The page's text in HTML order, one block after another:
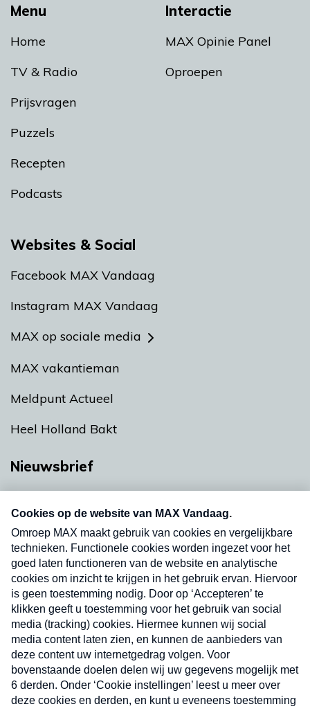
Menu
Home
TV & Radio
Prijsvragen
Puzzels
Recepten
Podcasts
Interactie
MAX Opinie Panel
Oproepen
Websites & Social
Facebook MAX Vandaag
Instagram MAX Vandaag
MAX op sociale media
MAX vakantieman
Meldpunt Actueel
Heel Holland Bakt
Nieuwsbrief
nieuwsbrief. Elke vrijdag- en dinsdagochtend in
uw mailbox.
Verzend
Nieuwsbrief